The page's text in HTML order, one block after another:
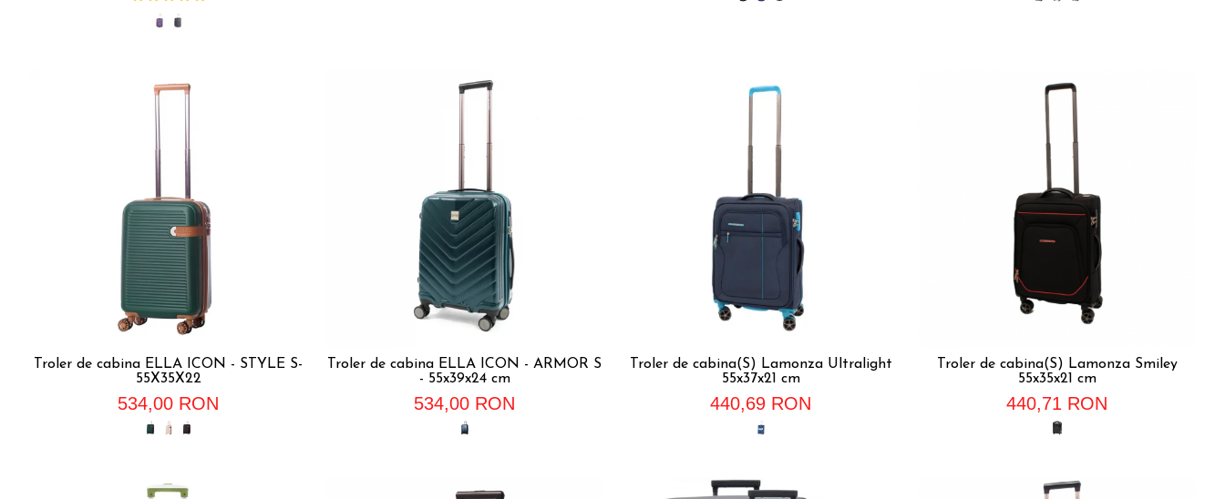
Troler de cabina ELLA ICON - STYLE S-
55X35X22
534,00 RON
Troler de cabina ELLA ICON - ARMOR S
- 55x39x24 cm
534,00 RON
Troler de cabina(S) Lamonza Ultralight
55x37x21 cm
440,69 RON
Troler de cabina(S) Lamonza Smiley
55x35x21 cm
440,71 RON